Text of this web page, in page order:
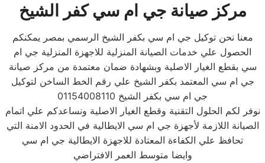
مركز صيانة جي ام سي كفر الشيخ
معنا نحن توكيل جي ام سي بكفر الشيخ الرسمي بمصر يمكنكم
الحصول علي خدمات الصيانة المنزلية للاجهزة المنزلية جي ام
سي بقطع الغيار الاصلية وبشهادة ضمان معتمدة من مركز صيانة
جي ام سي المعتمد بكفر الشيخ علي رقم الخط الساخن لتوكيل
جي ام سي بكفر الشيخ 01154008110
نوفر لكم الحلول التقنية وقطع الغيار الاصلية ونساعدكم علي اتمام
الصيانة اللازمة لأجهزة جي ام سي الايطالية في الحدود الامنة التي
تحافظ علي الكفاءة المعتادة للاجهزة الايطالية جي ام سي
وايضا متوسط العمر الافتراضي